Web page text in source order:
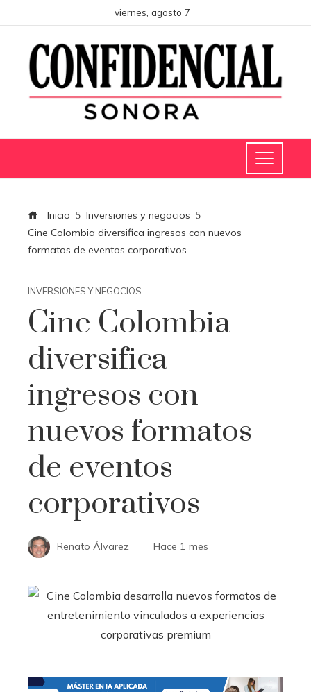
viernes, agosto 7
Inicio
Inversiones y negocios
Cine Colombia diversifica ingresos con nuevos
formatos de eventos corporativos
INVERSIONES Y NEGOCIOS
Cine Colombia
diversifica
ingresos con
nuevos formatos
de eventos
corporativos
Renato Álvarez Hace 1 mes